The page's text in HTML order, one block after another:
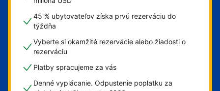
45 % ubytovateľov získa prvú rezerváciu do
týždňa
Vyberte si okamžité rezervácie alebo žiadosti o
rezerváciu
Platby spracujeme za vás
Denné vyplácanie. Odpustenie poplatku za